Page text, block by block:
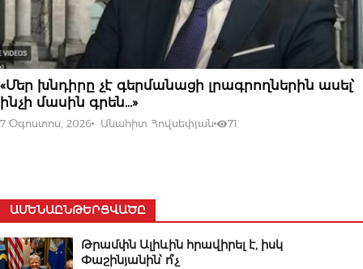
07 ՕԳՈՍՏՈՍԻ, 2026
«Մեր խնդիրը չէ գերմանացի լրագրողներին ասել՝
ինչի մասին գրեն…»
7 Օգոստոս, 2026 Անահիտ Հովսեփյան 71
ԱՄԵՆԱԸՆԹԵՐՑՎԱԾԸ
Թրամփն Ալիևին հրավիրել է, իսկ
Փաշինյանին՝ ո՞չ